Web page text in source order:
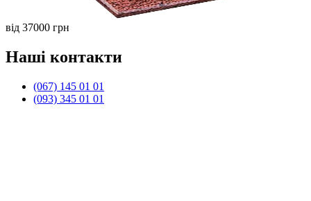
від 37000 грн
Наші контакти
(067) 145 01 01
(093) 345 01 01